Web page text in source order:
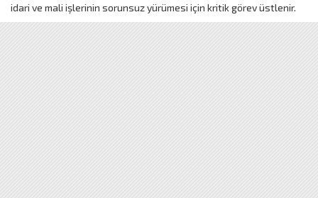
idari ve mali işlerinin sorunsuz yürümesi için kritik görev üstlenir.